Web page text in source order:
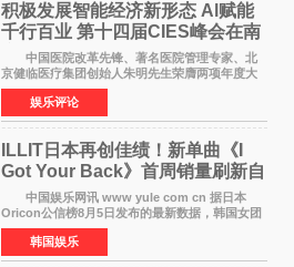
积极发展智能经济新形态 Al赋能
千行百业 第十四届CIES峰会在南
京盛大召开
中国医院改革先锋、著名医院管理专家、北
京健临医疗集团创始人朱明先生荣膺两项年度大
奖 2026年7月31日，盛夏金陵，长江之畔，
以重落地·真务实·强链接为主题的2026&lsquo;人
工智能+&rsquo
娱乐评论
ILLIT日本再创佳绩！新单曲《I
Got Your Back》首周销量刷新自
身纪录
中国娱乐网讯 www yule com cn 据日本
Oricon公信榜8月5日发布的最新数据，韩国女团
ILLIT在日本发行的第二张单曲《I Got Your
Back》首周销量达到71,009张，成功跻身最新一
期周单曲排行
韩国娱乐